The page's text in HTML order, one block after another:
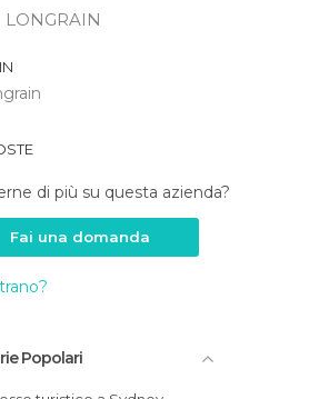
LONGRAIN
di più su questa azienda?
Fai una domanda
Popolari